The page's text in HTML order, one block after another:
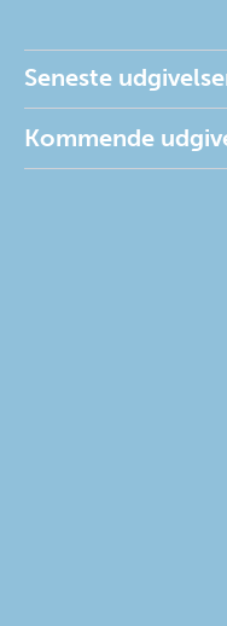
Seneste
Kommende